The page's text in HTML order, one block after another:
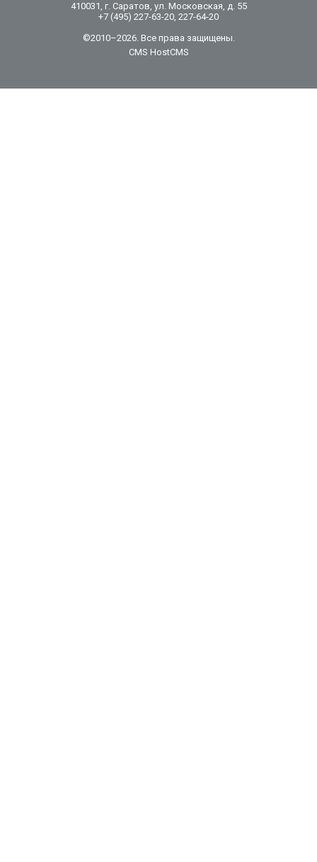
410031, г. Саратов, ул. Московская, д. 55
+7 (495) 227-63-20, 227-64-20
©2010–2026. Все права защищены.
CMS HostCMS